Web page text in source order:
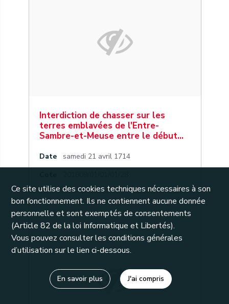
Interdiction de chasser sur les
terres emblavées de l'Entre-
Sambre-et-Meuse entre le début…
Date
samedi 21 avril 1714
31
Ce site utilise des cookies techniques nécessaires à son
bon fonctionnement. Ils ne contiennent aucune donnée
personnelle et sont exemptés de consentements
(Article 82 de la loi Informatique et Libertés).
Vous pouvez consulter les conditions générales
d’utilisation sur le lien ci-dessous.
En savoir plus J'ai compris